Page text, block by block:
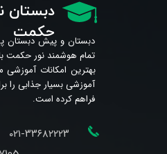
دبستان
حکمت
دبستان و پیش دبستان
تمام هوشمند نور حکمت
آموزشی بسیار جذابی را
فراهم کرده است.
۰۲۱-۳۳۶۸۲۲۲۳